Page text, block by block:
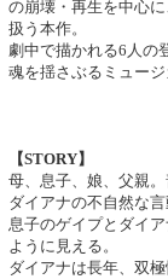
の崩壊・再生を中心
扱う本作。
劇中で描かれる6人の
魂を揺さぶるミュー
【STORY】
母、息子、娘、父親
ダイアナの不自然な
息子のゲイプとダイ
ように見える。
ダイアナは長年、双